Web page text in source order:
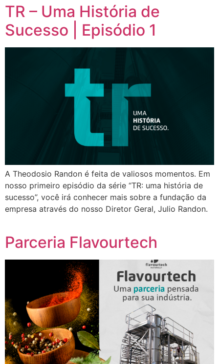
TR – Uma História de
Sucesso | Episódio 1
A Theodosio Randon é feita de valiosos momentos. Em
nosso primeiro episódio da série “TR: uma história de
sucesso”, você irá conhecer mais sobre a fundação da
empresa através do nosso Diretor Geral, Julio Randon.
Parceria Flavourtech